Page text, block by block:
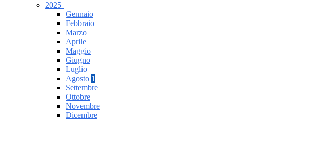
2025
Gennaio
Febbraio
Marzo
Aprile
Maggio
Giugno
Luglio
Agosto 1
Settembre
Ottobre
Novembre
Dicembre